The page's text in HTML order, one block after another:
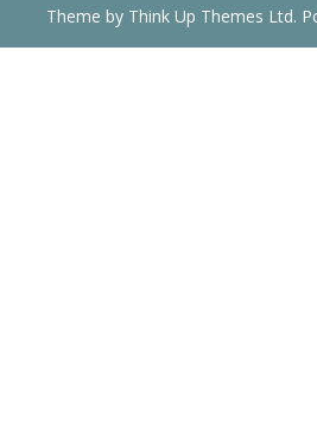
Theme by Think Up Themes Ltd.